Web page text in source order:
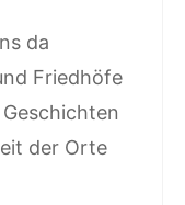
da
Friedhöfe
der Orte